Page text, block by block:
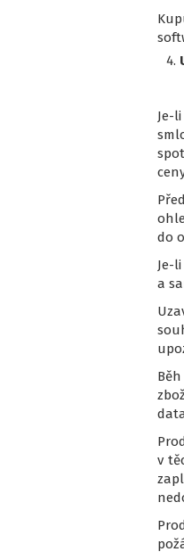
Je-
do
Je-
a
v